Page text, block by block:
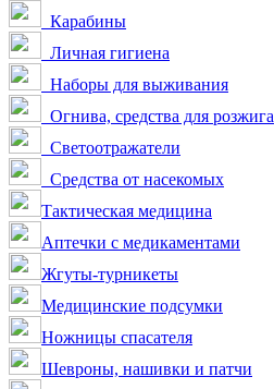
Карабины
Личная гигиена
Наборы для выживания
Огнива, средства для розжига
Светоотражатели
Средства от насекомых
Тактическая медицина
Аптечки с медикаментами
Жгуты-турникеты
Медицинские подсумки
Ножницы спасателя
Шевроны, нашивки и патчи